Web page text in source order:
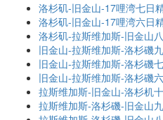
洛杉矶-旧金山-17哩湾七日
洛杉矶-旧金山-17哩湾六日
洛杉矶-拉斯维加斯-旧金山
旧金山-拉斯维加斯-洛杉磯
旧金山-拉斯维加斯-洛杉磯
旧金山-拉斯维加斯-洛杉磯
拉斯维加斯-旧金山-洛杉机
拉斯维加斯-洛杉磯-旧金山